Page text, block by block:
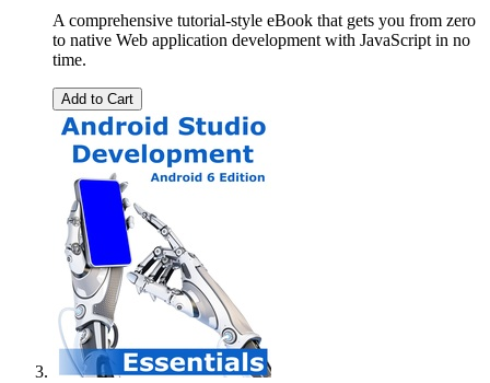
A comprehensive tutorial-style eBook that gets you from zero
to native Web application development with JavaScript in no
time.
Add to Cart